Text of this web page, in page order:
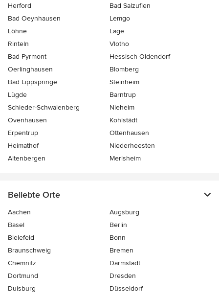
Herford
Bad Salzuflen
Bad Oeynhausen
Lemgo
Löhne
Lage
Rinteln
Vlotho
Bad Pyrmont
Hessisch Oldendorf
Oerlinghausen
Blomberg
Bad Lippspringe
Steinheim
Lügde
Barntrup
Schieder-Schwalenberg
Nieheim
Ovenhausen
Kohlstädt
Erpentrup
Ottenhausen
Heimathof
Niederheesten
Altenbergen
Merlsheim
Beliebte Orte
Aachen
Augsburg
Basel
Berlin
Bielefeld
Bonn
Braunschweig
Bremen
Chemnitz
Darmstadt
Dortmund
Dresden
Duisburg
Düsseldorf